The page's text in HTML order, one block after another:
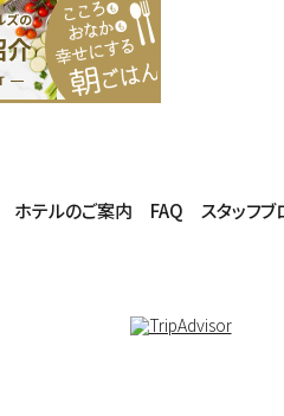
ホテルのご案内 FAQ スタッフブ